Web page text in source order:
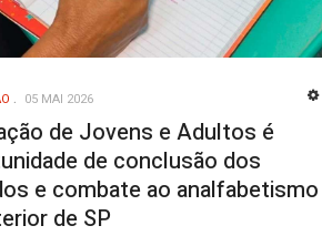
05 MAI 2026
de Jovens e Adultos é
de conclusão dos
e combate ao analfabetismo
de SP